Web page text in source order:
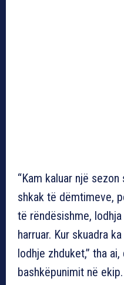
“Kam kaluar një
shkak të dëmtimeve,
të rëndësishme,
harruar. Kur skuadra
lodhje zhduket,” tha
bashkëpunimit në ekip.